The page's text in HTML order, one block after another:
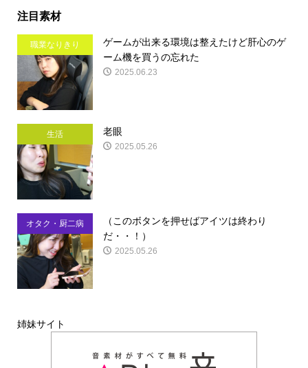
注目素材
職業なりきり
ゲームが出来る環境は整えたけど肝心のゲ
ーム機を買うの忘れた
2025.06.23
生活 老眼
2025.05.26
オタク・厨二病
（このボタンを押せばアイツは終わり
だ・・！）
2025.05.26
姉妹サイト